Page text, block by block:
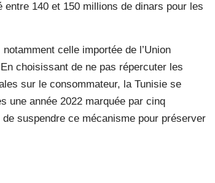
140 et 150 millions de dinars pour les
celle importée de l’Union
choisissant de ne pas répercuter les
sur le consommateur, la Tunisie se
une année 2022 marquée par cinq
suspendre ce mécanisme pour préserver